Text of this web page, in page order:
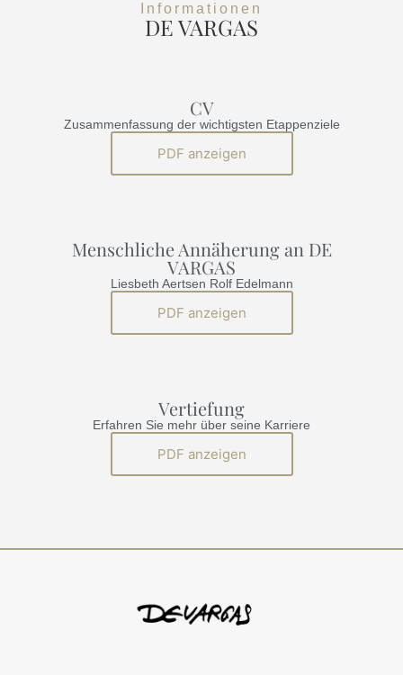
Informationen
DE VARGAS
CV
Zusammenfassung der wichtigsten Etappenziele
PDF anzeigen
Menschliche Annäherung an DE
VARGAS
Liesbeth Aertsen Rolf Edelmann
PDF anzeigen
Vertiefung
Erfahren Sie mehr über seine Karriere
PDF anzeigen